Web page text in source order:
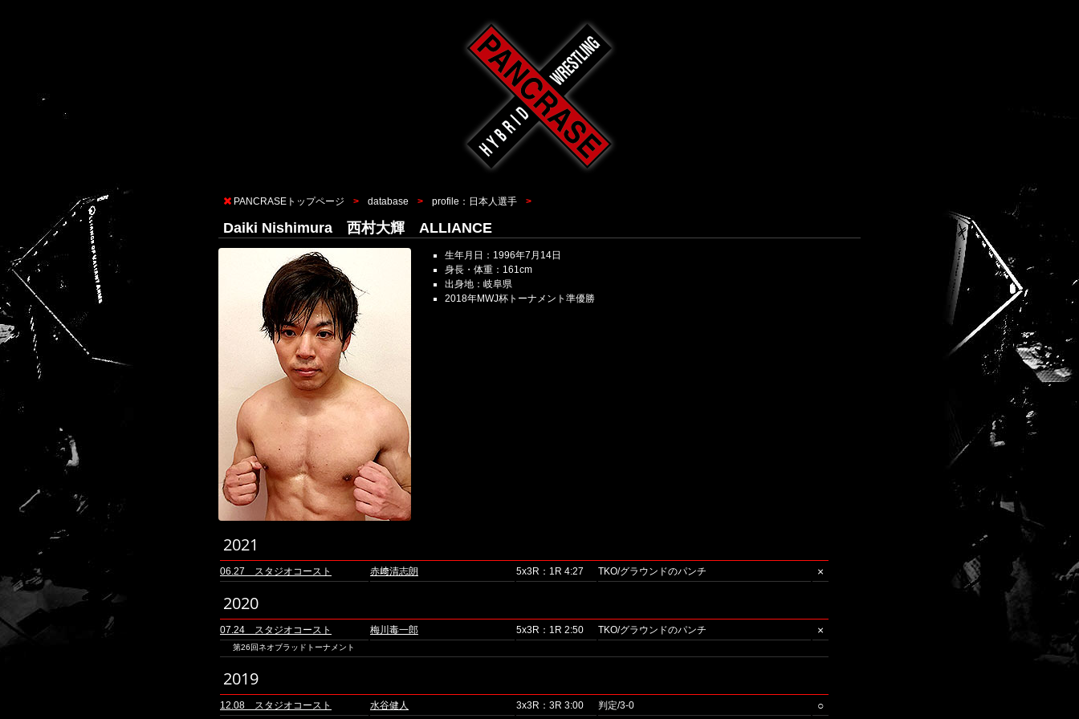
PANCRASEトップページ database profile：日本人選手
Daiki Nishimura 西村大輝 ALLIANCE
生年月日：1996年7月14日
身長・体重：161cm
出身地：岐阜県
2018年MWJ杯トーナメント準優勝
2021
06.27 スタジオコースト 赤﨑清志朗 5x3R：1R 4:27 TKO/グラウンドのパンチ ×
2020
07.24 スタジオコースト 梅川毒一郎 5x3R：1R 2:50 TKO/グラウンドのパンチ ×
第26回ネオブラッドトーナメント
2019
12.08 スタジオコースト 水谷健人 3x3R：3R 3:00 判定/3-0 ○